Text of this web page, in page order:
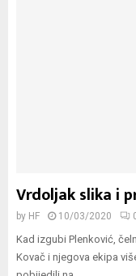
Vrdoljak slika i
by HF 10/03/2020
Kad izgubi Plenković,
Kovač i njegova ekipa